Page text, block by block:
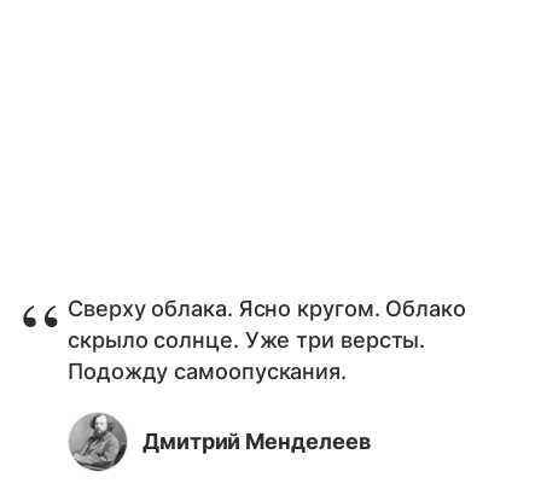
Сверху облака. Ясно кругом. Облако
скрыло солнце. Уже три версты.
Подожду самоопускания.
Дмитрий Менделеев